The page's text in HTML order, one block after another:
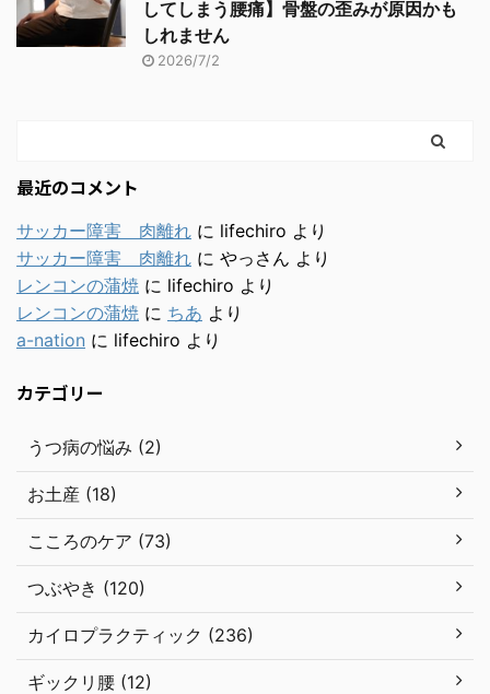
してしまう腰痛】骨盤の歪みが原因かも
しれません
2026/7/2
最近のコメント
サッカー障害 肉離れ に lifechiro より
サッカー障害 肉離れ に やっさん より
レンコンの蒲焼 に lifechiro より
レンコンの蒲焼 に ちあ より
a-nation に lifechiro より
カテゴリー
うつ病の悩み (2)
お土産 (18)
こころのケア (73)
つぶやき (120)
カイロプラクティック (236)
ギックリ腰 (12)